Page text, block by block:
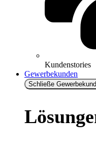
Kundenstories
Gewerbekunden
Schließe